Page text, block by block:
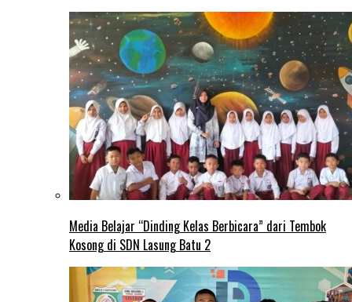
Media Belajar “Dinding Kelas Berbicara” dari Tembok
Kosong di SDN Lasung Batu 2